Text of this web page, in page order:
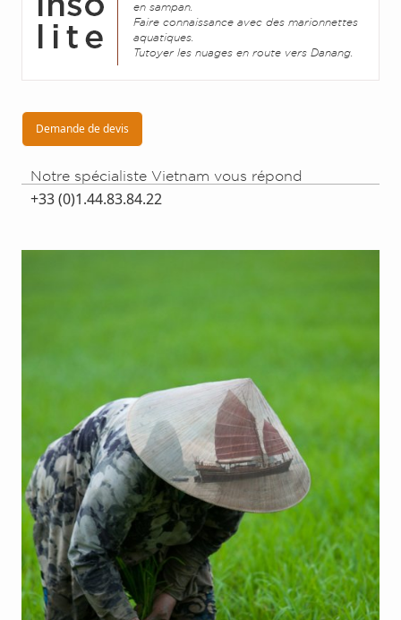
en sampan.
Faire connaissance avec des marionnettes
aquatiques.
Tutoyer les nuages en route vers Danang.
Demande de devis
Notre spécialiste Vietnam vous répond
+33 (0)1.44.83.84.22